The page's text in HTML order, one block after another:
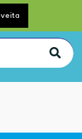
grátis acima